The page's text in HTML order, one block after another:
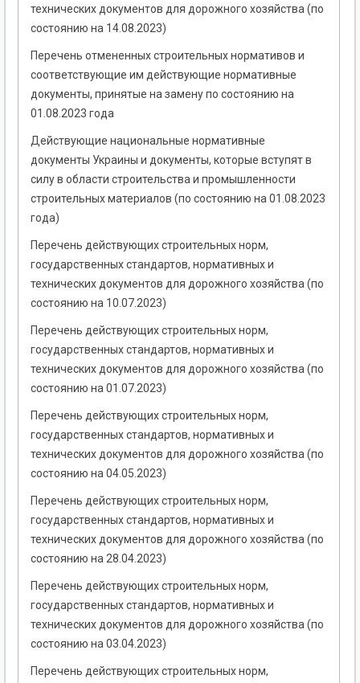
технических документов для дорожного хозяйства (по
состоянию на 14.08.2023)
Перечень отмененных строительных нормативов и
соответствующие им действующие нормативные
документы, принятые на замену по состоянию на
01.08.2023 года
Действующие национальные нормативные
документы Украины и документы, которые вступят в
силу в области строительства и промышленности
строительных материалов (по состоянию на 01.08.2023
года)
Перечень действующих строительных норм,
государственных стандартов, нормативных и
технических документов для дорожного хозяйства (по
состоянию на 10.07.2023)
Перечень действующих строительных норм,
государственных стандартов, нормативных и
технических документов для дорожного хозяйства (по
состоянию на 01.07.2023)
Перечень действующих строительных норм,
государственных стандартов, нормативных и
технических документов для дорожного хозяйства (по
состоянию на 04.05.2023)
Перечень действующих строительных норм,
государственных стандартов, нормативных и
технических документов для дорожного хозяйства (по
состоянию на 28.04.2023)
Перечень действующих строительных норм,
государственных стандартов, нормативных и
технических документов для дорожного хозяйства (по
состоянию на 03.04.2023)
Перечень действующих строительных норм,